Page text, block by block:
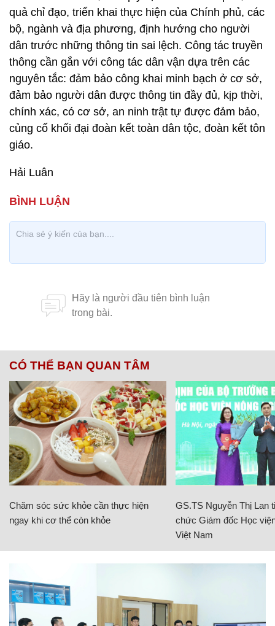
quả chỉ đạo, triển khai thực hiện của Chính phủ, các
bộ, ngành và địa phương, định hướng cho người
dân trước những thông tin sai lệch. Công tác truyền
thông cần gắn với công tác dân vận dựa trên các
nguyên tắc: đảm bảo công khai minh bạch ở cơ sở,
đảm bảo người dân được thông tin đầy đủ, kịp thời,
chính xác, có cơ sở, an ninh trật tự được đảm bảo,
củng cố khối đại đoàn kết toàn dân tộc, đoàn kết tôn
giáo.
Hải Luân
CÓ THỂ BẠN QUAN TÂM
Chăm sóc sức khỏe cần thực hiện
ngay khi cơ thể còn khỏe
GS.TS Nguyễn Thị Lan
chức Giám đốc Học
Việt Nam